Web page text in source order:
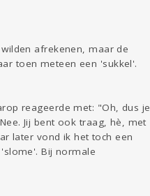
afrekenen, maar de
toen meteen een 'sukkel'.
reageerde met: "Oh, dus je
Jij bent ook traag, hè, met
later vond ik het toch een
Bij normale